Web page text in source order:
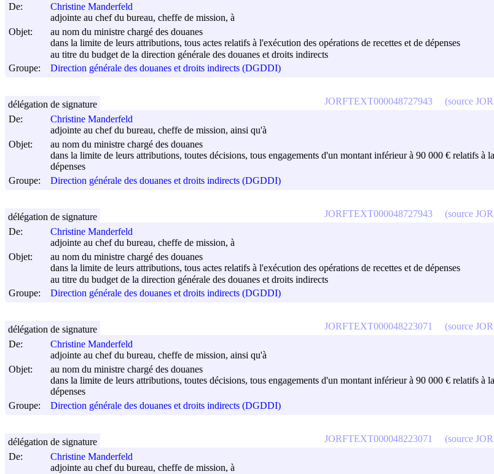
De:
Christine Manderfeld
adjointe au chef du bureau, cheffe de mission, à
Objet:
au nom du ministre chargé des douanes
dans la limite de leurs attributions, tous actes relatifs à l'exécution des opérations de recettes et de dépenses
au titre du budget de la direction générale des douanes et droits indirects
Groupe:
Direction générale des douanes et droits indirects (DGDDI)
De:
Christine Manderfeld
adjointe au chef du bureau, cheffe de mission, ainsi qu'à
Objet:
au nom du ministre chargé des douanes
dans la limite de leurs attributions, toutes décisions, tous engagements d'un montant inférieur à 90 000 € relatifs à
dépenses
Groupe:
Direction générale des douanes et droits indirects (DGDDI)
JORFTEXT000048727943 (source
délégation de signature
De:
Christine Manderfeld
adjointe au chef du bureau, cheffe de mission, à
Objet:
au nom du ministre chargé des douanes
dans la limite de leurs attributions, tous actes relatifs à l'exécution des opérations de recettes et de dépenses
au titre du budget de la direction générale des douanes et droits indirects
Groupe:
Direction générale des douanes et droits indirects (DGDDI)
JORFTEXT000048727943 (source
délégation de signature
De:
Christine Manderfeld
adjointe au chef du bureau, cheffe de mission, ainsi qu'à
Objet:
au nom du ministre chargé des douanes
dans la limite de leurs attributions, toutes décisions, tous engagements d'un montant inférieur à 90 000 € relatifs à
dépenses
Groupe:
Direction générale des douanes et droits indirects (DGDDI)
JORFTEXT000048223071 (source
délégation de signature
De:
Christine Manderfeld
adjointe au chef du bureau, cheffe de mission, à
JORFTEXT000048223071 (source
délégation de signature